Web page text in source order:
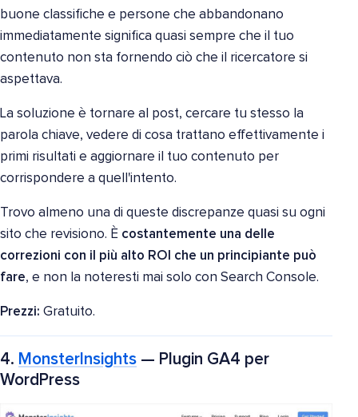
buone classifiche e persone che abbandonano
immediatamente significa quasi sempre che il tuo
contenuto non sta fornendo ciò che il ricercatore si
aspettava.
La soluzione è tornare al post, cercare tu stesso la
parola chiave, vedere di cosa trattano effettivamente i
primi risultati e aggiornare il tuo contenuto per
corrispondere a quell'intento.
Trovo almeno una di queste discrepanze quasi su ogni
sito che revisiono. È costantemente una delle
correzioni con il più alto ROI che un principiante può
fare, e non la noteresti mai solo con Search Console.
Prezzi: Gratuito.
4. MonsterInsights — Plugin GA4 per
WordPress